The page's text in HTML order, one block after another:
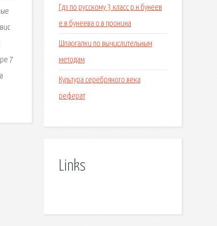
7
Гдз по русскому 3 класс р.н.бунеев
е.в.бунеева о.в пронина
Шпаргалки по вычислительным
методам
Культура серебряного века
реферат
Links